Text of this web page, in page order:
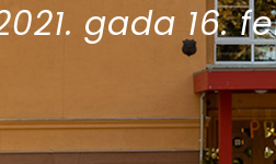
gada 16.